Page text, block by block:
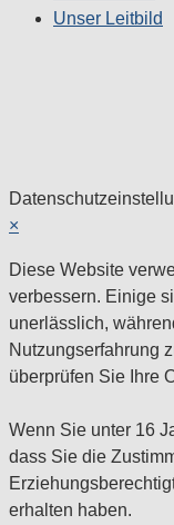
Unser Leitbild
×
Diese Website
verbessern. Einige
unerlässlich,
Nutzungserfahrung
überprüfen Sie Ihre
Wenn Sie unter 16
dass Sie die
erhalten haben.